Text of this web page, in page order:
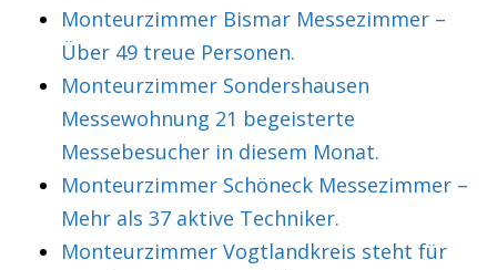
Monteurzimmer Bismar Messezimmer –
Über 49 treue Personen.
Monteurzimmer Sondershausen
Messewohnung 21 begeisterte
Messebesucher in diesem Monat.
Monteurzimmer Schöneck Messezimmer –
Mehr als 37 aktive Techniker.
Monteurzimmer Vogtlandkreis steht für